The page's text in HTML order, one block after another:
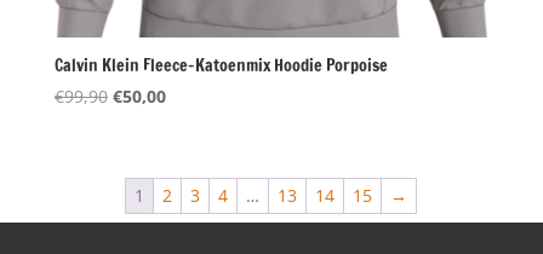
Calvin Klein Fleece-Katoenmix Hoodie Porpoise
€99,90 Oorspronkelijke
€99,90.
€50,00Huidige
€50,00.
1 2 3 4 … 13 14 15 →